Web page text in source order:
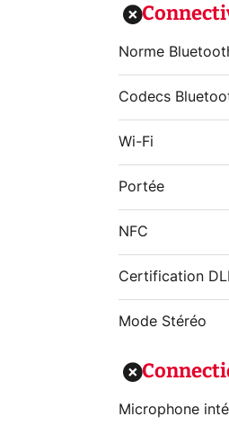
Norme
Codecs
Wi-Fi
Portée
NFC
Certification
Mode Stéréo
Microphone